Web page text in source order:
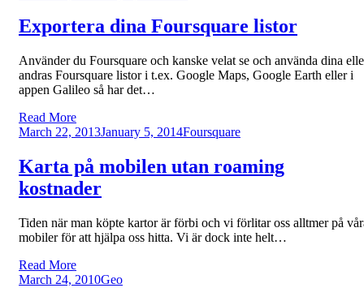
Exportera dina Foursquare listor
Använder du Foursquare och kanske velat se och använda dina
andras Foursquare listor i t.ex. Google Maps, Google Earth eller i
appen Galileo så har det…
Read More
Posted
March 22, 2013January 5, 2014Foursquare
Karta på mobilen utan roaming
kostnader
Tiden när man köpte kartor är förbi och vi förlitar oss alltmer på
mobiler för att hjälpa oss hitta. Vi är dock inte helt…
Read More
Posted
March 24, 2010Geo